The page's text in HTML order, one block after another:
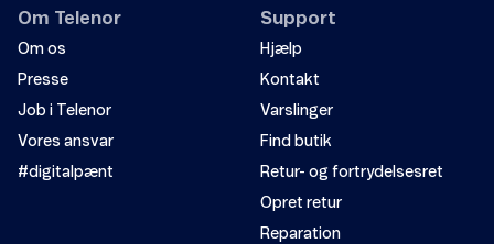
Om Telenor
Om os
Presse
Job i Telenor
Vores ansvar
#digitalpænt
Support
Hjælp
Kontakt
Varslinger
Find butik
Retur- og fortrydelsesret
Opret retur
Reparation